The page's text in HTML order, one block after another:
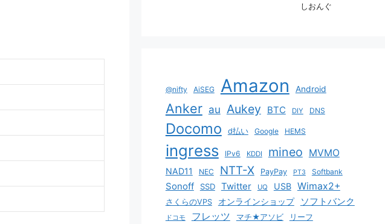
しおんぐ
@nifty AiSEG Amazon Android
Anker au Aukey BTC DIY DNS
Docomo d払い Google HEMS
ingress IPv6 KDDI mineo MVMO
NAD11 NEC NTT-X PayPay PT3 Softbank
Sonoff SSD Twitter UQ USB Wimax2+
さくらのVPS オンラインショップ ソフトバンク
ドコモ フレッツ マチ★アソビ
リーフ